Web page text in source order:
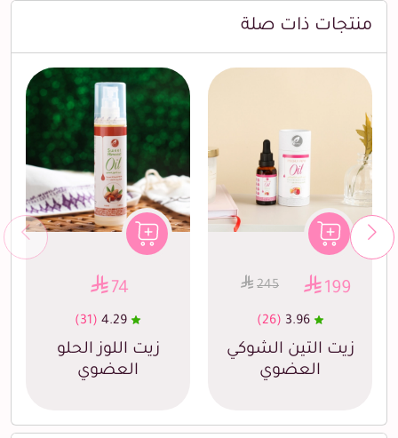
منتجات ذات صلة
199
245
3.96
(26)
زيت التين الشوكي
العضوي
74
4.29
(31)
زيت اللوز الحلو
العضوي